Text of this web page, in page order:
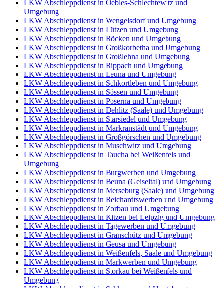
LKW Abschleppdienst in Oebles-Schlechtewitz und
Umgebung
LKW Abschleppdienst in Wengelsdorf und Umgebung
LKW Abschleppdienst in Lützen und Umgebung
LKW Abschleppdienst in Röcken und Umgebung
LKW Abschleppdienst in Großkorbetha und Umgebung
LKW Abschleppdienst in Großlehna und Umgebung
LKW Abschleppdienst in Rippach und Umgebung
LKW Abschleppdienst in Leuna und Umgebung
LKW Abschleppdienst in Schkortleben und Umgebung
LKW Abschleppdienst in Sössen und Umgebung
LKW Abschleppdienst in Poserna und Umgebung
LKW Abschleppdienst in Dehlitz (Saale) und Umgebung
LKW Abschleppdienst in Starsiedel und Umgebung
LKW Abschleppdienst in Markranstädt und Umgebung
LKW Abschleppdienst in Großgörschen und Umgebung
LKW Abschleppdienst in Muschwitz und Umgebung
LKW Abschleppdienst in Taucha bei Weißenfels und
Umgebung
LKW Abschleppdienst in Burgwerben und Umgebung
LKW Abschleppdienst in Beuna (Geiseltal) und Umgebung
LKW Abschleppdienst in Merseburg (Saale) und Umgebung
LKW Abschleppdienst in Reichardtswerben und Umgebung
LKW Abschleppdienst in Zorbau und Umgebung
LKW Abschleppdienst in Kitzen bei Leipzig und Umgebung
LKW Abschleppdienst in Tagewerben und Umgebung
LKW Abschleppdienst in Granschütz und Umgebung
LKW Abschleppdienst in Geusa und Umgebung
LKW Abschleppdienst in Weißenfels, Saale und Umgebung
LKW Abschleppdienst in Markwerben und Umgebung
LKW Abschleppdienst in Storkau bei Weißenfels und
Umgebung